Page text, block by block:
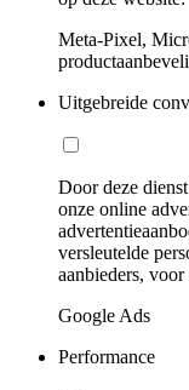
Meta-Pixel,
Uitgebreide
Door deze
onze online
versleutelde
aanbieders,
Google Ads
Performance